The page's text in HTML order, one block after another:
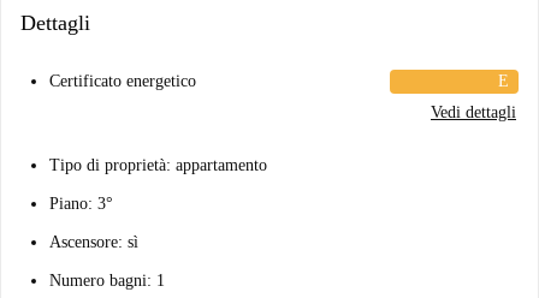
Dettagli
Certificato energetico
E
Vedi dettagli
Tipo di proprietà: appartamento
Piano: 3°
Ascensore: sì
Numero bagni: 1